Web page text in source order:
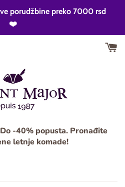
porudžbine preko 7000 rsd
❤️
-40% popusta. Pronađite
letnje komade!